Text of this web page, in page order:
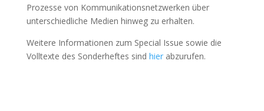
Prozesse von Kommunikationsnetzwerken über
unterschiedliche Medien hinweg zu erhalten.
Weitere Informationen zum Special Issue sowie die
Volltexte des Sonderheftes sind hierabzurufen.